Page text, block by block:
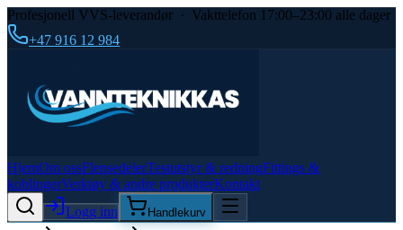
Profesjonell VVS-leverandør · Vakttelefon 17:00–23:00 alle dager
+47 916 12 984
HjemOm ossFlensedelerTestutstyr & redningFittings &
koblingerVerktøy & andre produkterKontakt
Logg inn
Handlekurv